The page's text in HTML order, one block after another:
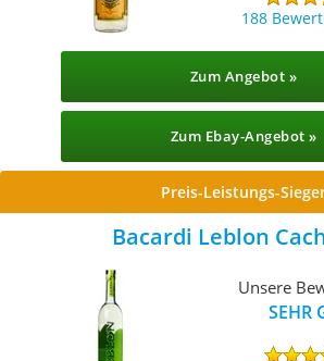
188
Zum Angebot »
Zum Ebay-Angebot »
Preis-Leistungs-
Bacardi Leblon
Unsere
SEHR